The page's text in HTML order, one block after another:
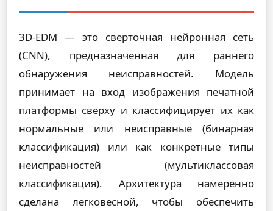
3D-EDM — это сверточная нейронная сеть
(CNN), предназначенная для раннего
обнаружения неисправностей. Модель
принимает на вход изображения печатной
платформы сверху и классифицирует их как
нормальные или неисправные (бинарная
классификация) или как конкретные типы
неисправностей (мультиклассовая
классификация). Архитектура намеренно
сделана легковесной, чтобы обеспечить